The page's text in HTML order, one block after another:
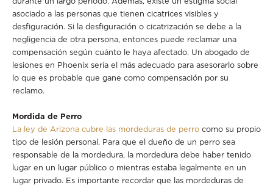
asociado a las personas que tienen cicatrices visibles y
desfiguración. Si la desfiguración o cicatrización se debe a la
negligencia de otra persona, entonces puede reclamar una
compensación según cuánto le haya afectado. Un abogado de
lesiones en Phoenix sería el más adecuado para asesorarlo sobre
lo que es probable que gane como compensación por su
reclamo.
Mordida de Perro
La ley de Arizona cubre las mordeduras de perro como su propio
tipo de lesión personal. Para que el dueño de un perro sea
responsable de la mordedura, la mordedura debe haber tenido
lugar en un lugar público o mientras estaba legalmente en un
lugar privado. Es importante recordar que las mordeduras de